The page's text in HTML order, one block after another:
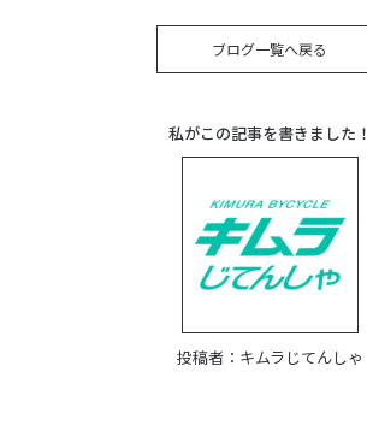
ブログ一覧へ戻る
私がこの記事を書きました！
投稿者： キムラじてんしゃ